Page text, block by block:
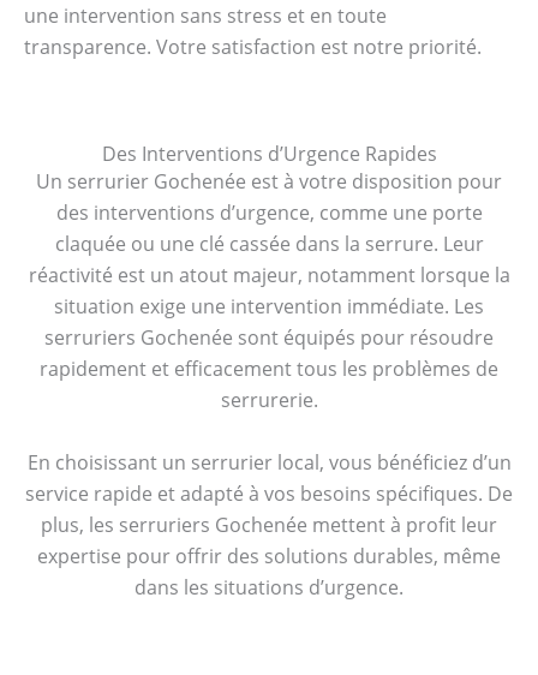
une intervention sans stress et en toute
transparence. Votre satisfaction est notre priorité.
Des Interventions d’Urgence Rapides
Un serrurier Gochenée est à votre disposition pour
des interventions d’urgence, comme une porte
claquée ou une clé cassée dans la serrure. Leur
réactivité est un atout majeur, notamment lorsque la
situation exige une intervention immédiate. Les
serruriers Gochenée sont équipés pour résoudre
rapidement et efficacement tous les problèmes de
serrurerie.
En choisissant un serrurier local, vous bénéficiez d’un
service rapide et adapté à vos besoins spécifiques. De
plus, les serruriers Gochenée mettent à profit leur
expertise pour offrir des solutions durables, même
dans les situations d’urgence.